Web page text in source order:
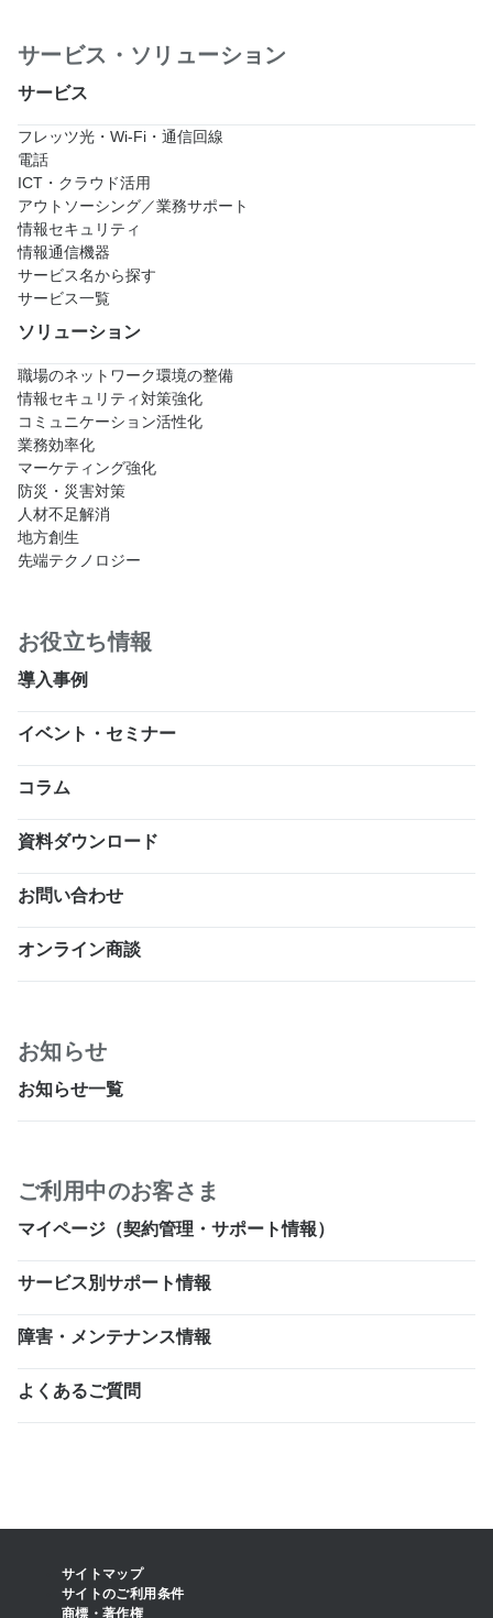
サービス・ソリューション
サービス
フレッツ光・Wi-Fi・通信回線
電話
ICT・クラウド活用
アウトソーシング／業務サポート
情報セキュリティ
情報通信機器
サービス名から探す
サービス一覧
ソリューション
職場のネットワーク環境の整備
情報セキュリティ対策強化
コミュニケーション活性化
業務効率化
マーケティング強化
防災・災害対策
人材不足解消
地方創生
先端テクノロジー
お役立ち情報
導入事例
イベント・セミナー
コラム
資料ダウンロード
お問い合わせ
オンライン商談
お知らせ
お知らせ一覧
ご利用中のお客さま
マイページ（契約管理・サポート情報）
サービス別サポート情報
障害・メンテナンス情報
よくあるご質問
サイトマップ
サイトのご利用条件
商標・著作権